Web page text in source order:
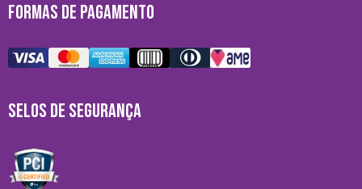
FORMAS DE PAGAMENTO
SELOS DE SEGURANÇA